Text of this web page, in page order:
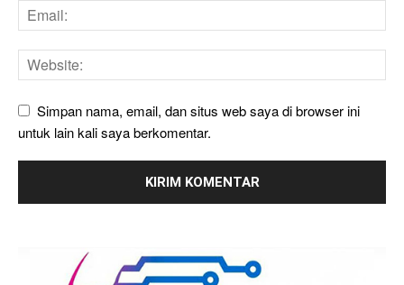
Simpan nama, email, dan situs web saya di browser ini
untuk lain kali saya berkomentar.